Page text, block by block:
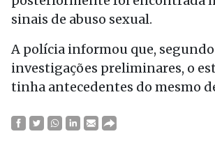
sinais de abuso sexual.
A polícia informou que, segundo
investigações preliminares, o
tinha antecedentes do mesmo